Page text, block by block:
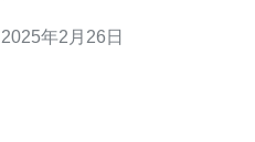
商是明智的选择。 选择越南本土VPS服务商有许多好处。
2025年2月26日